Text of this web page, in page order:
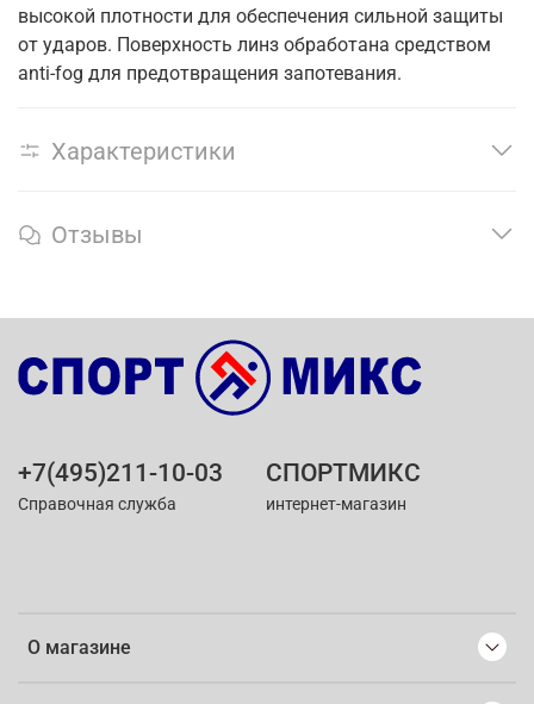
высокой плотности для обеспечения сильной защиты
от ударов. Поверхность линз обработана средством
anti-fog для предотвращения запотевания.
Характеристики
Отзывы
О магазине
+7(495)211-10-03
Справочная служба
СПОРТМИКС
интернет-магазин